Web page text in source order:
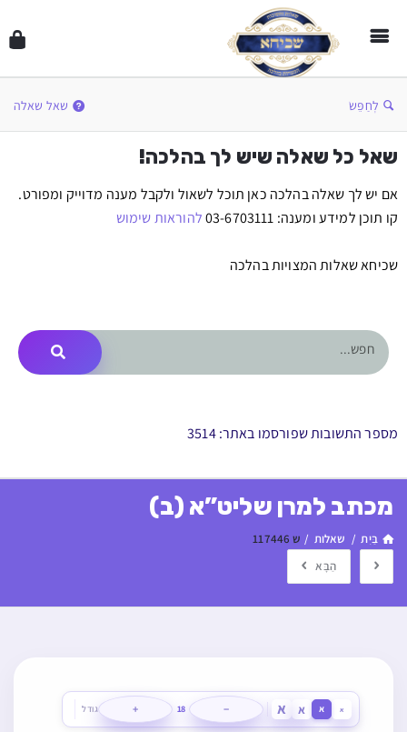
לְחַפֵּשׂ שאל שאלה
שאל כל שאלה שיש לך בהלכה!
אם יש לך שאלה בהלכה כאן תוכל לשאול ולקבל מענה מדוייק ומפורט.
קו תוכן למידע ומענה: 03-6703111
להוראות שימוש
שכיחא שאלות המצויות בהלכה
מספר התשובות שפורסמו באתר: 3514
מכתב למרן שליט”א (ב)
בַּיִת / שאלות / ש 117446
הַבָּא
א א א א −
18
+ גודל